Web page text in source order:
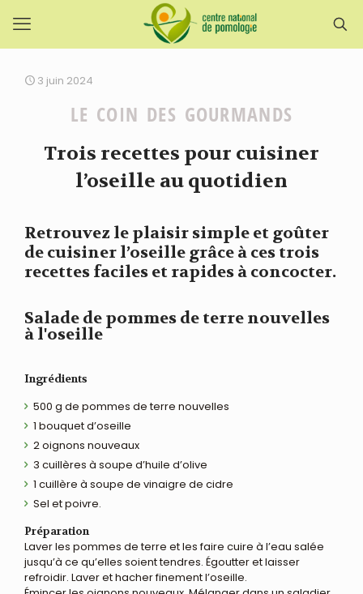
3 juin 2024
LE COIN DES GOURMANDS
Trois recettes pour cuisiner
l’oseille au quotidien
Retrouvez le plaisir simple et goûter
de cuisiner l’oseille grâce à ces trois
recettes faciles et rapides à concocter.
Salade de pommes de terre nouvelles
à l'oseille
Ingrédients
500 g de pommes de terre nouvelles
1 bouquet d’oseille
2 oignons nouveaux
3 cuillères à soupe d’huile d’olive
1 cuillère à soupe de vinaigre de cidre
Sel et poivre.
Préparation
Laver les pommes de terre et les faire cuire à l’eau salée
jusqu’à ce qu’elles soient tendres. Égoutter et laisser
refroidir. Laver et hacher finement l’oseille.